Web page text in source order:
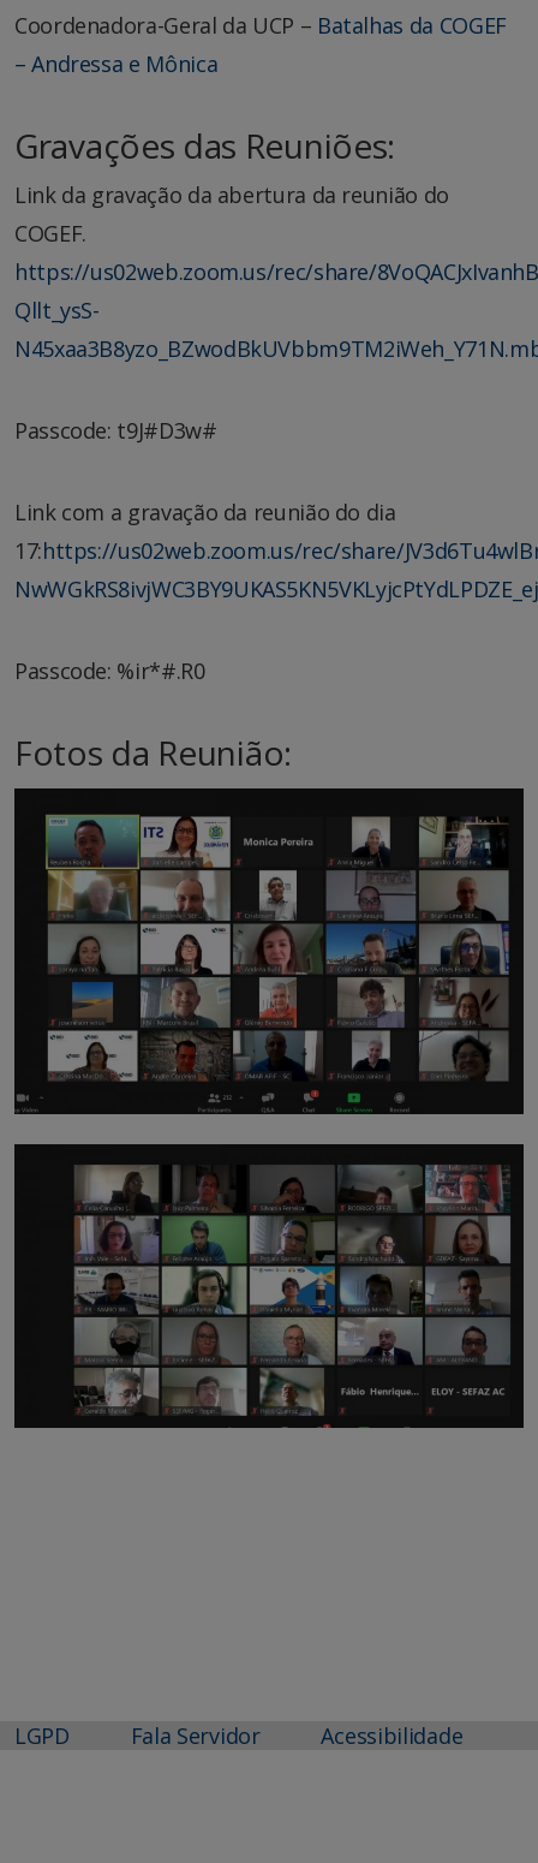
Coordenadora-Geral da UCP – Batalhas da COGEF
– Andressa e Mônica
Gravações das Reuniões:
Link da gravação da abertura da reunião do
COGEF.
https://us02web.zoom.us/rec/share/
Qllt_ysS-
Passcode: t9J#D3w#
Link com a gravação da reunião do dia
17:https://us02web.zoom.us/rec/share/
Passcode: %ir*#.R0
Fotos da Reunião:
LGPD Fala Servidor Acessibilidade